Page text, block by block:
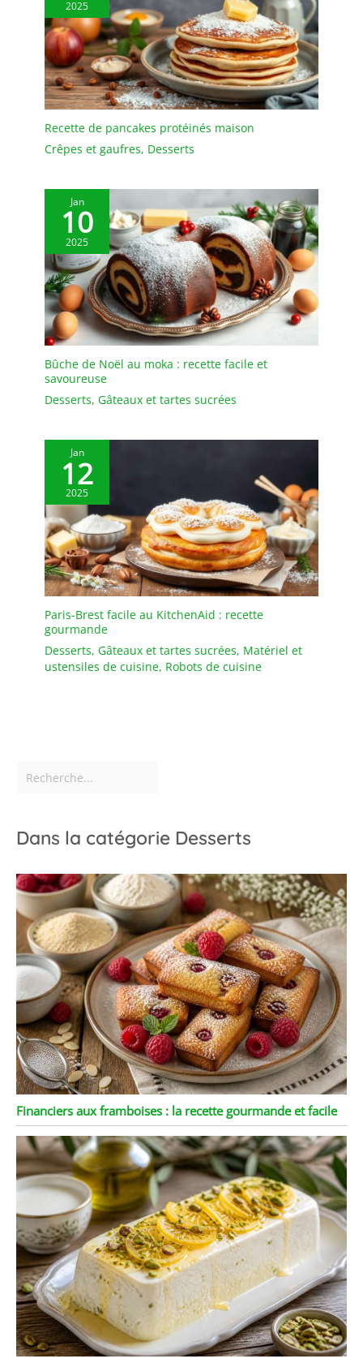
Multifonction pour Toute
Votre Cuisine: Parfaite
pour café, thé, pâtisserie,
et plus. Résistant à la
chaleur, elle ne transmet
pas la température. Ne
raye pas les casseroles
garantissant une
Entretien Simple &
Durable: Nettoyage
rapide à l'eau froide.
Résiste aux températures
de -20°C à 120°C.
Conseils pro : laver à la
main pour préserver la
qualité du bois.
Set
de 4 en Emballage
Premium: Livré avec un
joli pochon en lin. Design
pour la maison, les hôtels
2025
Recette de pancakes protéinés maison
Crêpes et gaufres, Desserts
Jan
10
2025
Bûche de Noël au moka : recette facile et
savoureuse
Desserts, Gâteaux et tartes sucrées
Jan
12
2025
Paris-Brest facile au KitchenAid : recette
gourmande
Desserts, Gâteaux et tartes sucrées, Matériel et
ustensiles de cuisine, Robots de cuisine
Dans la catégorie Desserts
Financiers aux framboises : la recette gourmande et facile